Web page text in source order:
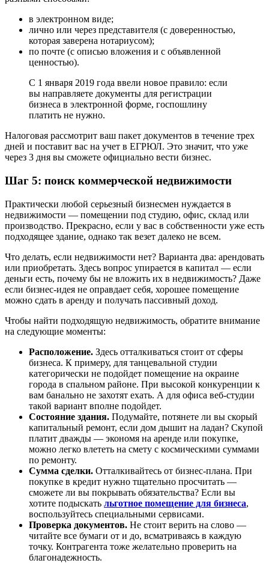
в электронном виде;
лично или через представителя (с доверенностью,
которая заверена нотариусом);
по почте (с описью вложения и с объявленной
ценностью).
С 1 января 2019 года ввели новое правило: если
вы направляете документы для регистрации
бизнеса в электронной форме, госпошлину
платить не нужно.
Налоговая рассмотрит ваш пакет документов в течение трех
дней и поставит вас на учет в ЕГРЮЛ. Это значит, что уже
через 3 дня вы сможете официально вести бизнес.
Шаг 5: поиск коммерческой недвижимости
Практически любой серьезный бизнесмен нуждается в
недвижимости — помещении под студию, офис, склад или
производство. Прекрасно, если у вас в собственности уже есть
подходящее здание, однако так везет далеко не всем.
Что делать, если недвижимости нет? Варианта два: арендовать
или приобретать. Здесь вопрос упирается в капитал — если
деньги есть, почему бы не вложить их в недвижимость? Даже
если бизнес-идея не оправдает себя, хорошее помещение
можно сдать в аренду и получать пассивный доход.
Чтобы найти подходящую недвижимость, обратите внимание
на следующие моменты:
Расположение. Здесь отталкиваться стоит от сферы
бизнеса. К примеру, для танцевальной студии
категорически не подойдет помещение на окраине
города в спальном районе. При высокой конкуренции к
вам банально не захотят ехать. А для офиса веб-студии
такой вариант вполне подойдет.
Состояние здания. Подумайте, потянете ли вы скорый
капитальный ремонт, если дом дышит на ладан? Скупой
платит дважды — экономя на аренде или покупке,
можно легко влететь на смету с космическими суммами
по ремонту.
Сумма сделки. Отталкивайтесь от бизнес-плана. При
покупке в кредит нужно тщательно просчитать —
сможете ли вы покрывать обязательства? Если вы
хотите подыскать льготное помещение для бизнеса,
воспользуйтесь специальными сервисами.
Проверка документов. Не стоит верить на слово —
читайте все бумаги от и до, всматриваясь в каждую
точку. Контрагента тоже желательно проверить на
благонадежность.